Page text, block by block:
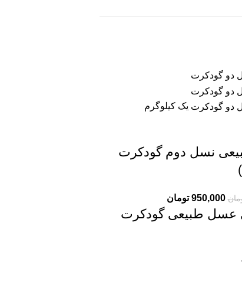
یک کیلوگرم
نسل دوم گودکرت
950,000 تومان
عسل طبیعی گودکرت